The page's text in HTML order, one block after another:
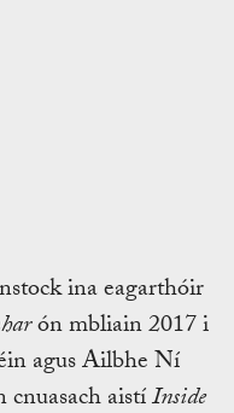
ina eagarthóir
ón mbliain 2017 i
agus Ailbhe Ní
aistíInside